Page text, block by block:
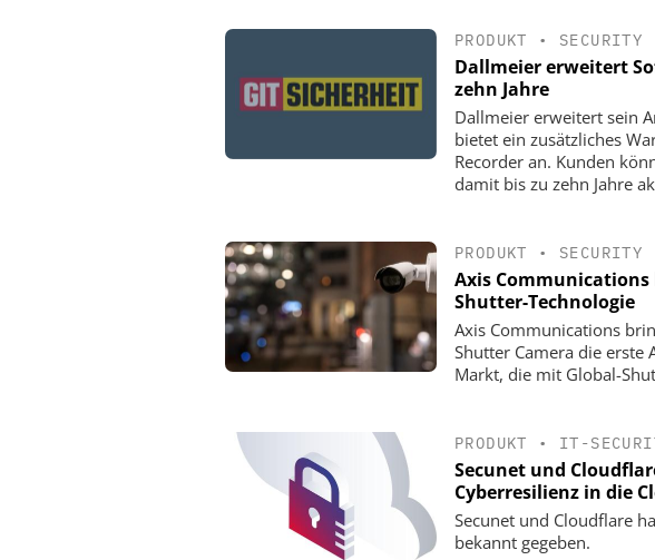
PRODUKT • SECURITY
Dallmeier erweitert
zehn Jahre
Dallmeier erweitert sein
bietet ein zusätzliches
Recorder an. Kunden
damit bis zu zehn Jahre
PRODUKT • SECURITY
Axis
Shutter-Technologie
Axis Communications
Shutter Camera die erste
Markt, die mit Global-
PRODUKT • IT-
Secunet und
Cyberresilienz in die
Secunet und Cloudflare
bekannt gegeben.